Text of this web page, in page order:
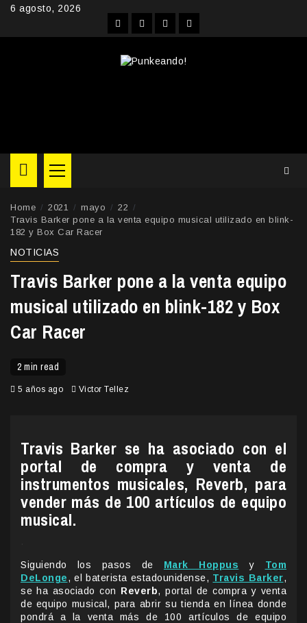
Skip6 agosto, 2026
FacebookInstagram
YouTubeTwitter
Primary
Menu
Home 2021 mayo
22
Travis Barker pone a la venta equipo musical utilizado en blink-
182 y Box Car Racer
NOTICIAS
Travis Barker pone a la venta equipo
musical utilizado en blink-182 y Box
Car Racer
2 min read
5 años ago Victor Tellez
Travis Barker se ha asociado con el
portal de compra y venta de
instrumentos musicales, Reverb, para
vender más de 100 artículos de equipo
musical.
Siguiendo los pasos de Mark Hoppus y Tom
DeLonge, el baterista estadounidense, Travis Barker,
se ha asociado con Reverb, portal de compra y venta
de equipo musical, para abrir su tienda en línea donde
pondrá a la venta más de 100 artículos de equipo